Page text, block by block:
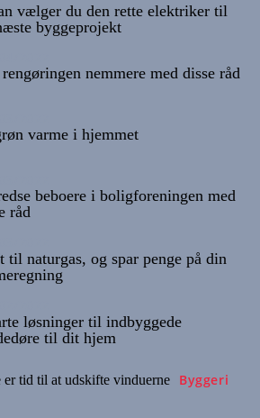
vælger du den rette elektriker til
byggeprojekt
nemmere med disse råd
varme i hjemmet
beboere i boligforeningen med
råd
til naturgas, og spar penge på din
løsninger til indbyggede
til dit hjem
er tid til at udskifte vinduerne
Byggeri